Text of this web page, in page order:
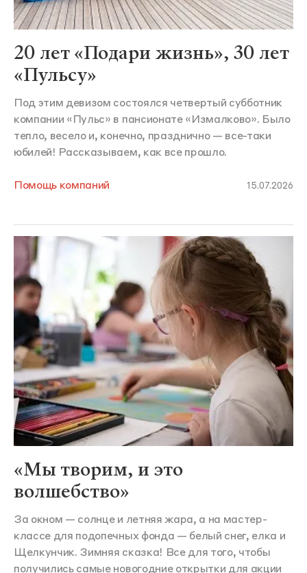
20 лет «Подари жизнь», 30 лет
«Пульсу»
Под этим девизом состоялся четвертый субботник
компании «Пульс» в пансионате «Измалково». Было
тепло, весело и, конечно, празднично — все-таки
юбилей! Рассказываем, как все прошло.
Помощь компаний 15.07.2026
«Мы творим, и это
волшебство»
За окном — солнце и летняя жара, а на мастер-
классе для подопечных фонда — белый снег, елка и
Щелкунчик. Зимняя сказка! Все для того, чтобы
получились самые новогодние открытки для акции